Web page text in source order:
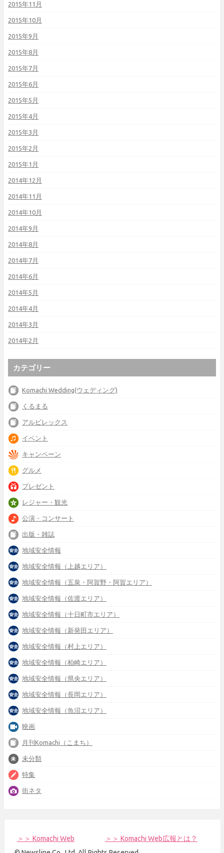
2015年11月
2015年10月
2015年9月
2015年8月
2015年7月
2015年6月
2015年5月
2015年4月
2015年3月
2015年2月
2015年1月
2014年12月
2014年11月
2014年10月
2014年9月
2014年8月
2014年7月
2014年6月
2014年5月
2014年4月
2014年3月
2014年2月
カテゴリー
Komachi Wedding(ウェディング)
くるまる
アルビレックス
イベント
キャンペーン
グルメ
プレゼント
レジャー・観光
公演・コンサート
出版・雑誌
地域安全情報
地域安全情報（上越エリア）
地域安全情報（五泉・阿賀野・阿賀エリア）
地域安全情報（佐渡エリア）
地域安全情報（十日町市エリア）
地域安全情報（新発田エリア）
地域安全情報（村上エリア）
地域安全情報（柏崎エリア）
地域安全情報（県央エリア）
地域安全情報（長岡エリア）
地域安全情報（魚沼エリア）
映画
月刊Komachi（こまち）
未分類
特集
街ネタ
＞＞ Komachi Web
＞＞ Komachi Web広報とは？